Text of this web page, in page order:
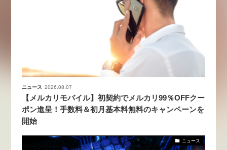
ニュース 2026.08.07
【メルカリモバイル】初契約でメルカリ99％OFFクー
ポン進呈！手数料＆初月基本料無料のキャンペーンを
開始
ニュース